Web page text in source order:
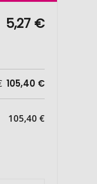
5,27 €
105,40 €
105,40 €